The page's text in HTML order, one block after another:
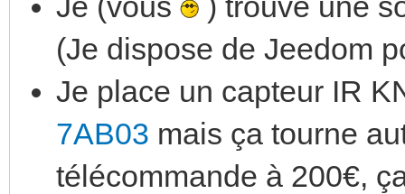
(Je dispose de Jeedom
Je place un capteur IR
7AB03 mais ça tourne
télécommande à 200€,